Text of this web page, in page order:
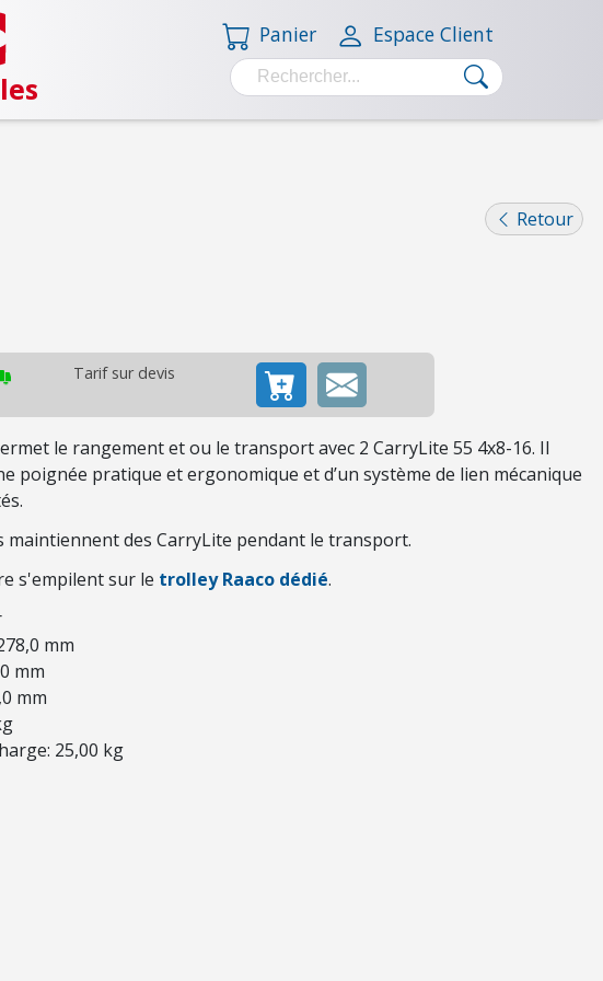
Panier Espace Client
Retour
Tarif sur devis
le rangement et ou le transport avec 2 CarryLite 55 4x8-16. Il
poignée pratique et ergonomique et d’un système de lien mécanique
maintiennent des CarryLite pendant le transport.
s'empilent sur le trolley Raaco dédié.
mm
mm
mm
25,00 kg